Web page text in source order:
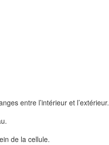
entre l’intérieur et l’extérieur.
de la cellule.